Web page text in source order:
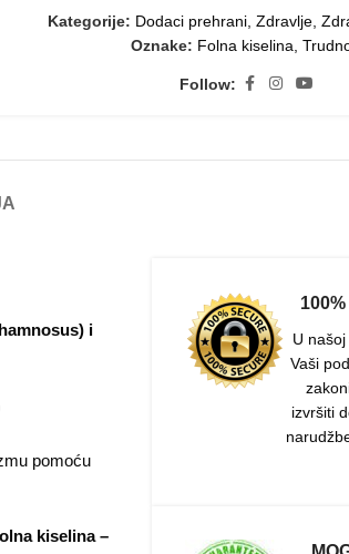
Kategorije: Dodaci prehrani, Zdravlje,
Oznake: Folna kiselina,
Follow:
i
pomoću
kiselina –
U
Vaši
izvršiti